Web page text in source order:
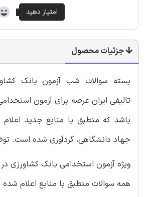
جزئیات محصول
بسته سوالات شب آزمون بانک
تالیفی ایران عرضه برای آزمون
باشد که منطبق با منابع جدید
جهاد دانشگاهی، گردآوری شده است.
ویژه آزمون استخدامی بانک کشاورزی در
همه سوالات منطبق با منابع اعلام شده